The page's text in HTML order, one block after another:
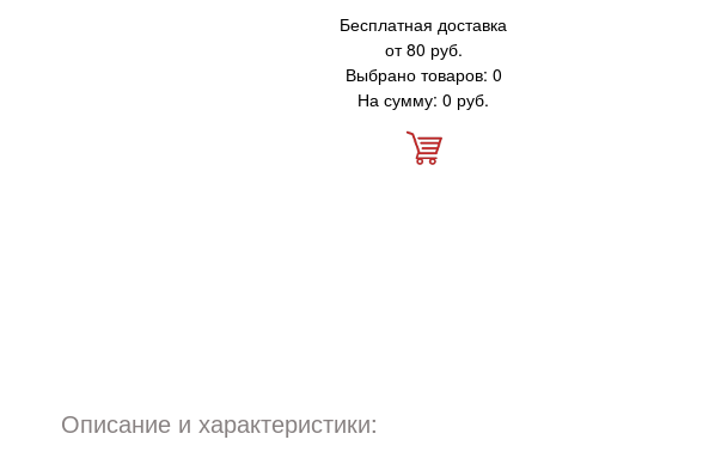
Бесплатная доставка
от 80 руб.
Выбрано товаров: 0
На сумму: 0 руб.
Описание и характеристики: